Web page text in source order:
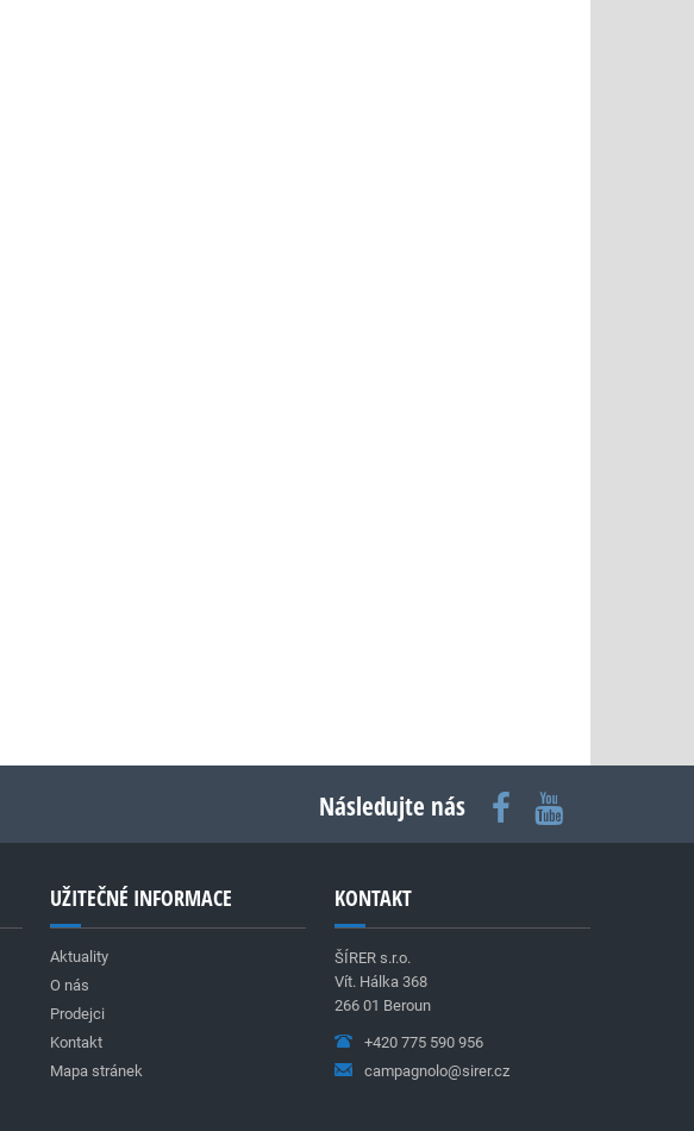
Následujte nás
UŽITEČNÉ INFORMACE
Aktuality
O nás
Prodejci
Kontakt
Mapa stránek
KONTAKT
ŠÍRER s.r.o.
Vít. Hálka 368
266 01 Beroun
+420 775 590 956
campagnolo@sirer.cz